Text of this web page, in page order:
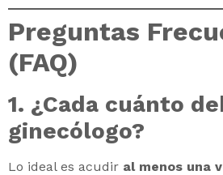
Preguntas
(FAQ)
1. ¿Cada cuánto
ginecólogo?
Lo ideal es acudir al menos una